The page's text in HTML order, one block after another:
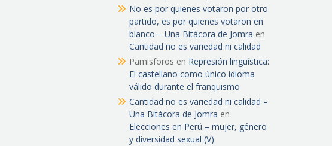
No es por quienes votaron por otro
partido, es por quienes votaron en
blanco – Una Bitácora de Jomra en
Cantidad no es variedad ni calidad
Pamisforos en Represión lingüística:
El castellano como único idioma
válido durante el franquismo
Cantidad no es variedad ni calidad –
Una Bitácora de Jomra en
Elecciones en Perú – mujer, género
y diversidad sexual (V)